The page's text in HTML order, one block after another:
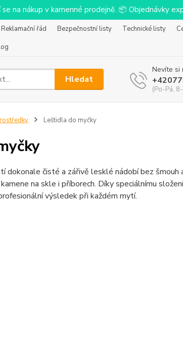
na nákup v kamenné prodejně. 📦 Objednávky
Reklamační řád Bezpečnostní listy Technické listy
Hledat
Nevíte si
(Po-Pá,
Leštidla do myčky
dokonale čisté a zářivě lesklé nádobí bez šmouh
na skle i příborech. Díky speciálnímu
výsledek při každém mytí.